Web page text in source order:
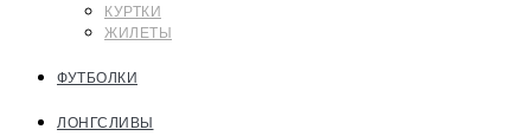
КУРТКИ
ЖИЛЕТЫ
ФУТБОЛКИ
ЛОНГСЛИВЫ